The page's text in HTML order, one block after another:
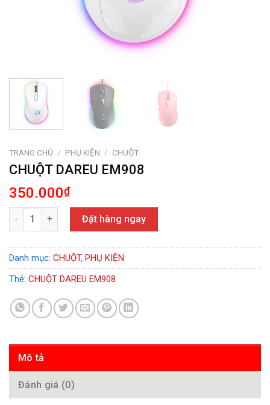
TRANG CHỦ / PHỤ KIỆN / CHUỘT
CHUỘT DAREU EM908
350.000₫
CHUỘT DAREU EM908 số lượng
Đặt hàng ngay
Danh mục: CHUỘT, PHỤ KIỆN
Thẻ: CHUỘT DAREU EM908
Mô tả
Đánh giá (0)